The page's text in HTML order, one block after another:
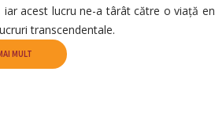
iar acest lucru ne-a târât către o viață
transcendentale.
MULT